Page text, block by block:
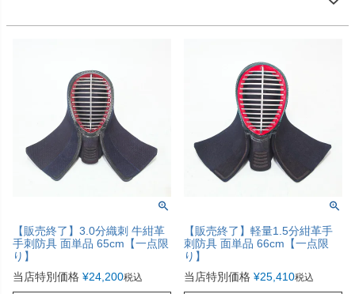
【販売終了】3.0分織刺 牛紺革
手刺防具 面単品 65cm【一点限
り】
当店特別価格 ¥24,200税込
【販売終了】軽量1.5分紺革手
刺防具 面単品 66cm【一点限
り】
当店特別価格 ¥25,410税込